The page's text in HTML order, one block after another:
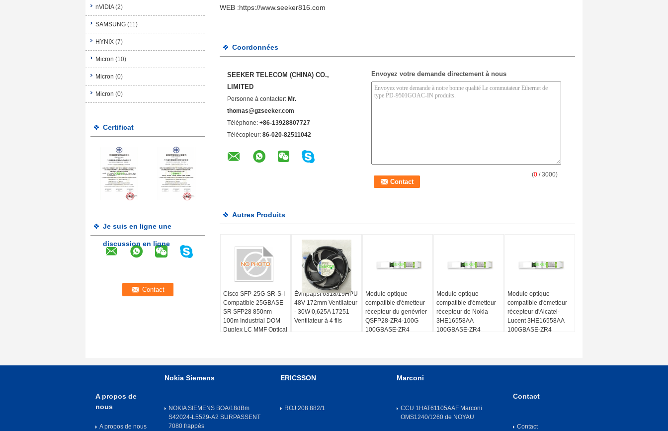
nVIDIA (2)
SAMSUNG (11)
HYNIX (7)
Micron (10)
Micron (0)
Micron (0)
Certificat
Je suis en ligne une
discussion en ligne
WEB :https://www.seeker816.com
Coordonnées
SEEKER TELECOM (CHINA) CO.,
LIMITED
Personne à contacter: Mr.
thomas@gzseeker.com
Téléphone: +86-13928807727
Télécopieur: 86-020-82511042
Envoyez votre demande directement à nous
(0 / 3000)
Autres Produits
Cisco SFP-25G-SR-S-I
Compatible 25GBASE-
SR SFP28 850nm
100m Industrial DOM
Duplex LC MMF Optical
Évmpapst 6318/19HPU
48V 172mm Ventilateur
- 30W 0,625A 17251
Ventilateur à 4 fils
Module optique
compatible d'émetteur-
récepteur du genévrier
QSFP28-ZR4-100G
100GBASE-ZR4
Module optique
compatible d'émetteur-
récepteur de Nokia
3HE16558AA
100GBASE-ZR4
Module optique
compatible d'émetteur-
récepteur d'Alcatel-
Lucent 3HE16558AA
100GBASE-ZR4
A propos de
nous
A propos de nous
Nokia Siemens
NOKIA SIEMENS BOA/18dBm
S42024-L5529-A2 SURPASSENT
7080 frappés
ERICSSON
ROJ 208 882/1
Marconi
CCU 1HAT61105AAF Marconi
OMS1240/1260 de NOYAU
Contact
Contact